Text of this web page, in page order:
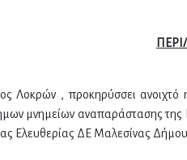
Λοκρών , προκηρύσσει ανοιχτό
μνημείων αναπαράστασης της
Ελευθερίας ΔΕ Μαλεσίνας